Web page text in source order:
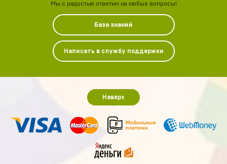
Мы с радостью ответим на любые вопросы!
База знаний
Написать в службу поддержки
Наверх